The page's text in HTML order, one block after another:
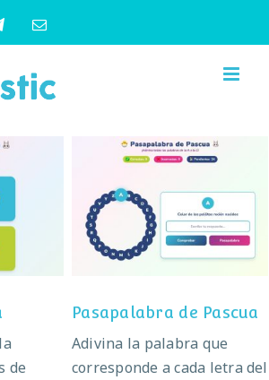
TelegramCorreo
de
Pasapalabra de
Pascua
Pasapalabra de Pascua
Adivina la palabra que
corresponde a cada letra del